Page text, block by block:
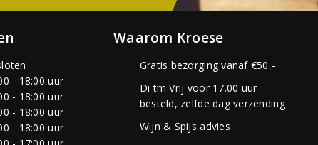
- 18:00 uur
- 18:00 uur
- 18:00 uur
- 18:00 uur
Waarom Kroese
Gratis bezorging vanaf €50,-
Di tm Vrij voor 17.00 uur
besteld, zelfde dag verzending
Wijn & Spijs advies